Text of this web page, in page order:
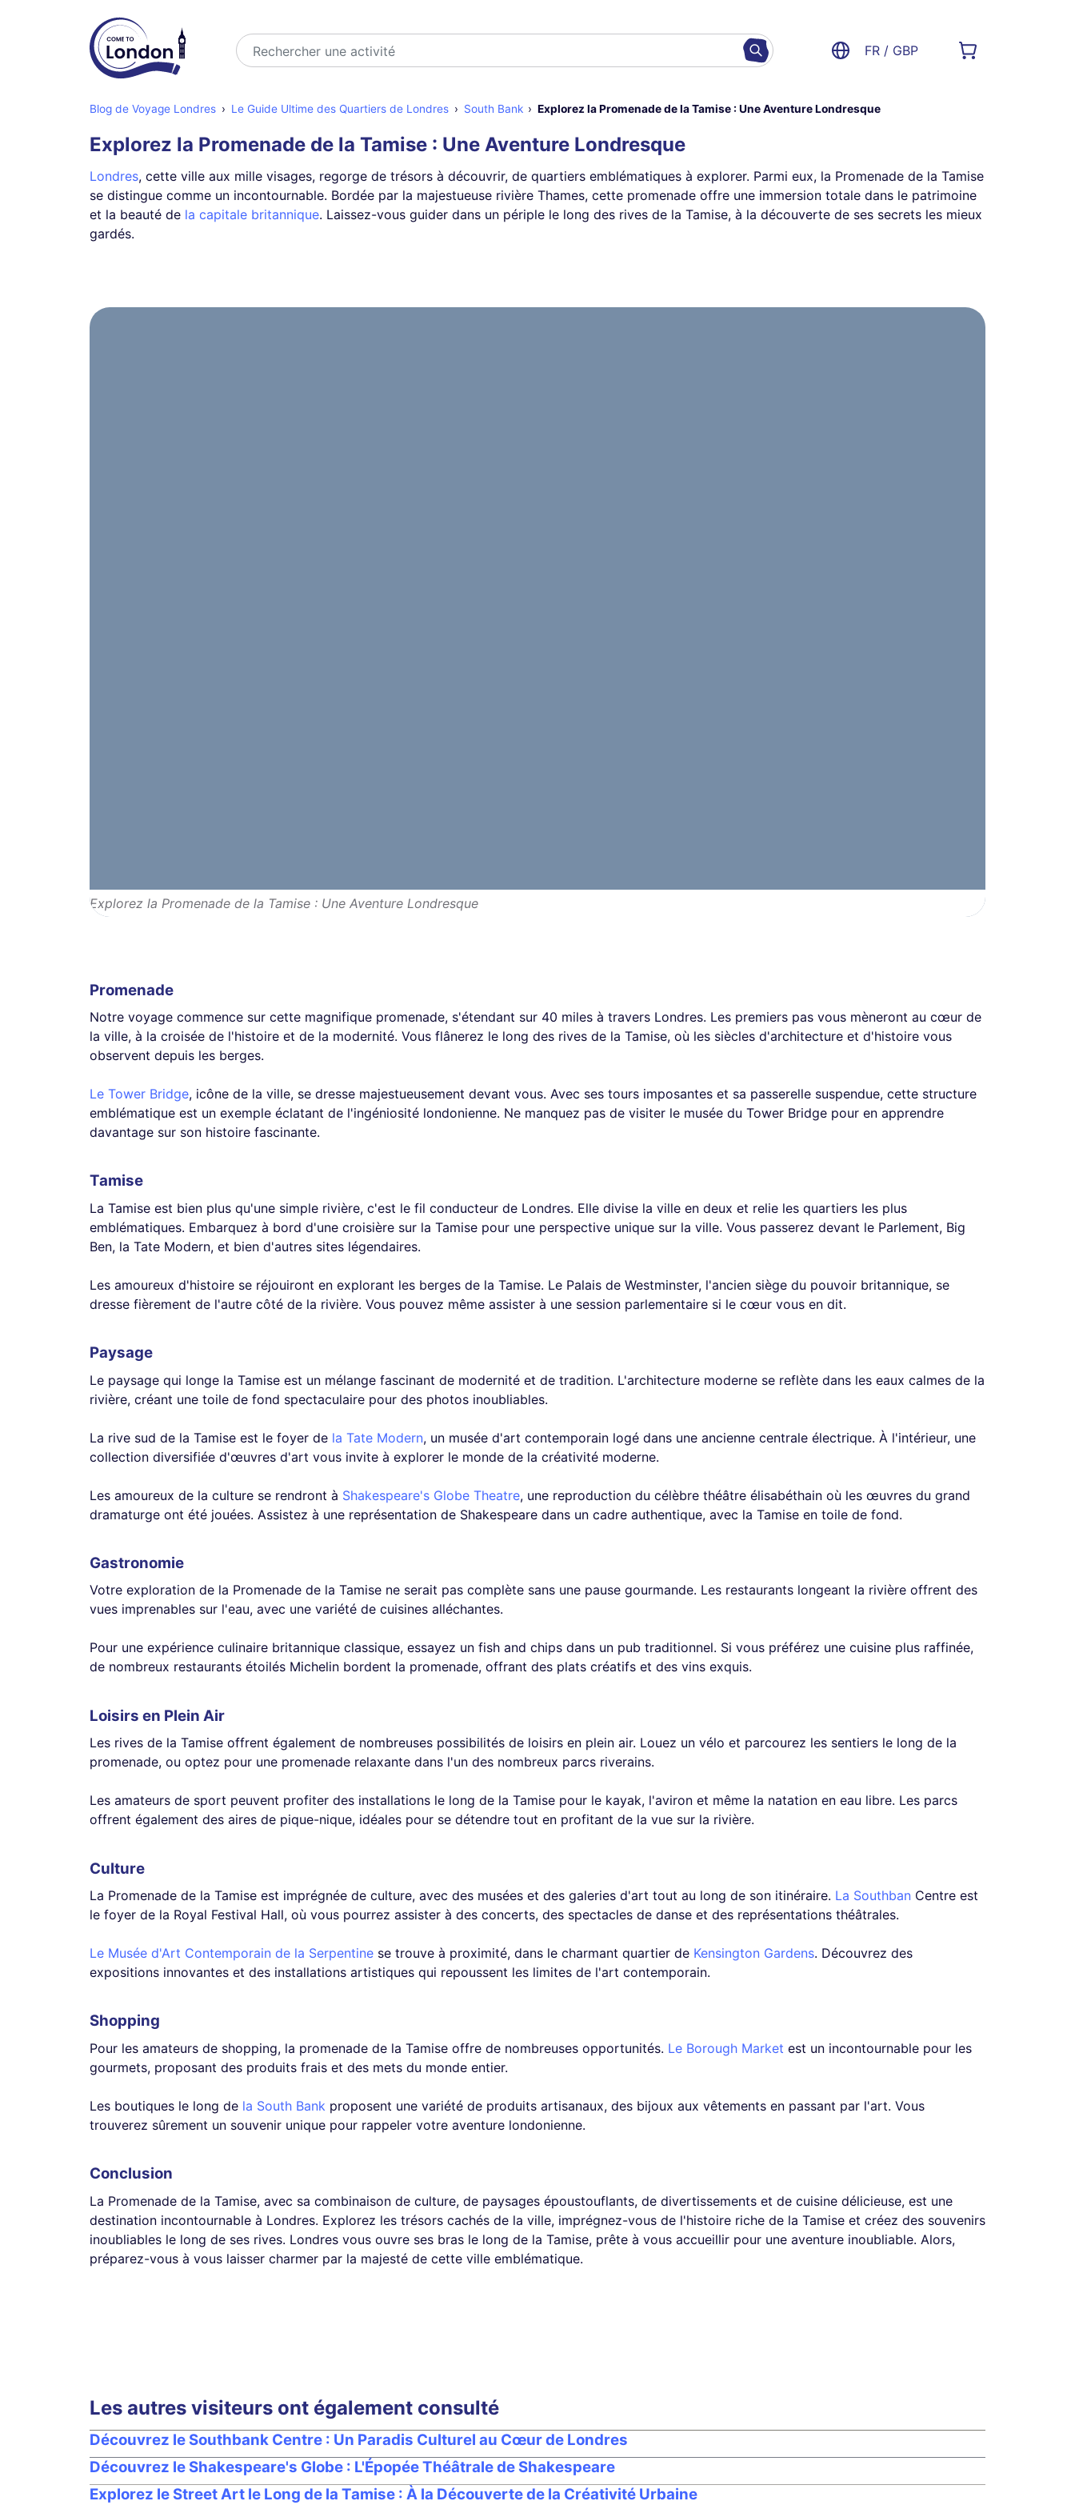
Rechercher FR / GBP
Blog de Voyage Londres Le Guide Ultime des Quartiers de Londres South Bank Explorez la Promenade de la Tamise : Une Aventure Londresque
Explorez la Promenade de la Tamise : Une Aventure Londresque
Londres, cette ville aux mille visages, regorge de trésors à découvrir, de quartiers emblématiques à explorer. Parmi eux, la Promenade de la Tamise
se distingue comme un incontournable. Bordée par la majestueuse rivière Thames, cette promenade offre une immersion totale dans le patrimoine
et la beauté de la capitale britannique. Laissez-vous guider dans un périple le long des rives de la Tamise, à la découverte de ses secrets les mieux
gardés.
Explorez la Promenade de la Tamise : Une Aventure Londresque
Promenade
Notre voyage commence sur cette magnifique promenade, s'étendant sur 40 miles à travers Londres. Les premiers pas vous mèneront au cœur de
la ville, à la croisée de l'histoire et de la modernité. Vous flânerez le long des rives de la Tamise, où les siècles d'architecture et d'histoire vous
observent depuis les berges.
Le Tower Bridge, icône de la ville, se dresse majestueusement devant vous. Avec ses tours imposantes et sa passerelle suspendue, cette structure
emblématique est un exemple éclatant de l'ingéniosité londonienne. Ne manquez pas de visiter le musée du Tower Bridge pour en apprendre
davantage sur son histoire fascinante.
Tamise
La Tamise est bien plus qu'une simple rivière, c'est le fil conducteur de Londres. Elle divise la ville en deux et relie les quartiers les plus
emblématiques. Embarquez à bord d'une croisière sur la Tamise pour une perspective unique sur la ville. Vous passerez devant le Parlement, Big
Ben, la Tate Modern, et bien d'autres sites légendaires.
Les amoureux d'histoire se réjouiront en explorant les berges de la Tamise. Le Palais de Westminster, l'ancien siège du pouvoir britannique, se
dresse fièrement de l'autre côté de la rivière. Vous pouvez même assister à une session parlementaire si le cœur vous en dit.
Paysage
Le paysage qui longe la Tamise est un mélange fascinant de modernité et de tradition. L'architecture moderne se reflète dans les eaux calmes de la
rivière, créant une toile de fond spectaculaire pour des photos inoubliables.
La rive sud de la Tamise est le foyer de la Tate Modern, un musée d'art contemporain logé dans une ancienne centrale électrique. À l'intérieur, une
collection diversifiée d'œuvres d'art vous invite à explorer le monde de la créativité moderne.
Les amoureux de la culture se rendront à Shakespeare's Globe Theatre, une reproduction du célèbre théâtre élisabéthain où les œuvres du grand
dramaturge ont été jouées. Assistez à une représentation de Shakespeare dans un cadre authentique, avec la Tamise en toile de fond.
Gastronomie
Votre exploration de la Promenade de la Tamise ne serait pas complète sans une pause gourmande. Les restaurants longeant la rivière offrent des
vues imprenables sur l'eau, avec une variété de cuisines alléchantes.
Pour une expérience culinaire britannique classique, essayez un fish and chips dans un pub traditionnel. Si vous préférez une cuisine plus raffinée,
de nombreux restaurants étoilés Michelin bordent la promenade, offrant des plats créatifs et des vins exquis.
Loisirs en Plein Air
Les rives de la Tamise offrent également de nombreuses possibilités de loisirs en plein air. Louez un vélo et parcourez les sentiers le long de la
promenade, ou optez pour une promenade relaxante dans l'un des nombreux parcs riverains.
Les amateurs de sport peuvent profiter des installations le long de la Tamise pour le kayak, l'aviron et même la natation en eau libre. Les parcs
offrent également des aires de pique-nique, idéales pour se détendre tout en profitant de la vue sur la rivière.
Culture
La Promenade de la Tamise est imprégnée de culture, avec des musées et des galeries d'art tout au long de son itinéraire. La Southban Centre est
le foyer de la Royal Festival Hall, où vous pourrez assister à des concerts, des spectacles de danse et des représentations théâtrales.
Le Musée d'Art Contemporain de la Serpentine se trouve à proximité, dans le charmant quartier de Kensington Gardens. Découvrez des
expositions innovantes et des installations artistiques qui repoussent les limites de l'art contemporain.
Shopping
Pour les amateurs de shopping, la promenade de la Tamise offre de nombreuses opportunités. Le Borough Market est un incontournable pour les
gourmets, proposant des produits frais et des mets du monde entier.
Les boutiques le long de la South Bank proposent une variété de produits artisanaux, des bijoux aux vêtements en passant par l'art. Vous
trouverez sûrement un souvenir unique pour rappeler votre aventure londonienne.
Conclusion
La Promenade de la Tamise, avec sa combinaison de culture, de paysages époustouflants, de divertissements et de cuisine délicieuse, est une
destination incontournable à Londres. Explorez les trésors cachés de la ville, imprégnez-vous de l'histoire riche de la Tamise et créez des souvenirs
inoubliables le long de ses rives. Londres vous ouvre ses bras le long de la Tamise, prête à vous accueillir pour une aventure inoubliable. Alors,
préparez-vous à vous laisser charmer par la majesté de cette ville emblématique.
Les autres visiteurs ont également consulté
Découvrez le Southbank Centre : Un Paradis Culturel au Cœur de Londres
Découvrez le Shakespeare's Globe : L'Épopée Théâtrale de Shakespeare
Explorez le Street Art le Long de la Tamise : À la Découverte de la Créativité Urbaine